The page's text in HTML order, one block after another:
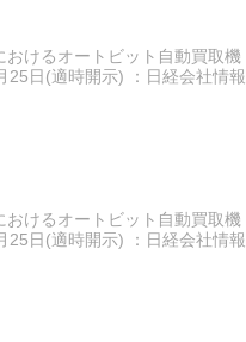
けるオートビット自動買取機
25日(適時開示) ：日経会社情報
けるオートビット自動買取機
25日(適時開示) ：日経会社情報